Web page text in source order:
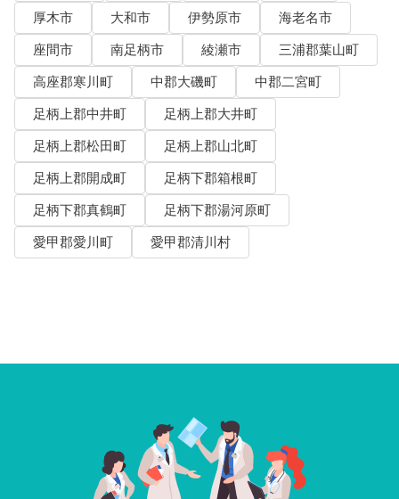
厚木市
大和市 伊勢原市
海老名市
座間市
南足柄市 綾瀬市
三浦郡葉山町
高座郡寒川町
中郡大磯町
中郡二宮町
足柄上郡中井町
足柄上郡大井町
足柄上郡松田町
足柄上郡山北町
足柄上郡開成町
足柄下郡箱根町
足柄下郡真鶴町
足柄下郡湯河原町
愛甲郡愛川町
愛甲郡清川村